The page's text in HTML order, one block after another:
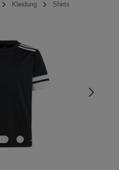
Kleidung Shirts